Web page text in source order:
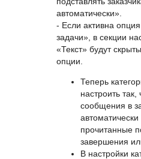
автоматически».
- Если активна
задачи», в секции
«Текст» будут
опции.
Теперь
настроить так,
сообщения в
прочитанные
завершения
В настройки